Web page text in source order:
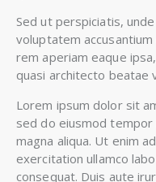
Sed ut perspiciatis,
voluptatem
rem aperiam eaque
quasi architecto beatae
Lorem ipsum dolor sit
sed do eiusmod
magna aliqua. Ut enim
exercitation ullamco
consequat. Duis aute